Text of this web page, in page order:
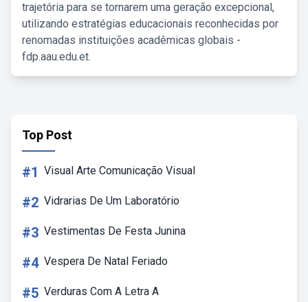
trajetória para se tornarem uma geração excepcional,
utilizando estratégias educacionais reconhecidas por
renomadas instituições acadêmicas globais -
fdp.aau.edu.et.
Top Post
#1 Visual Arte Comunicação Visual
#2 Vidrarias De Um Laboratório
#3 Vestimentas De Festa Junina
#4 Vespera De Natal Feriado
#5 Verduras Com A Letra A